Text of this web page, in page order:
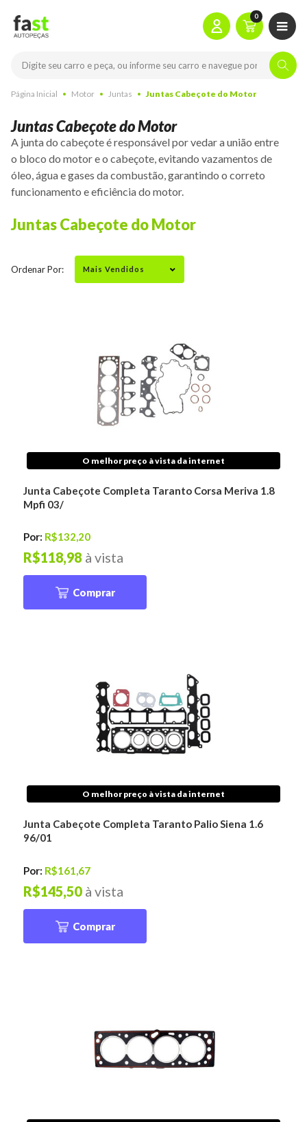
0
Página Inicial Motor Juntas Juntas Cabeçote do Motor
Juntas Cabeçote do Motor
A junta do cabeçote é responsável por vedar a união entre
o bloco do motor e o cabeçote, evitando vazamentos de
óleo, água e gases da combustão, garantindo o correto
funcionamento e eficiência do motor.
Juntas Cabeçote do Motor
Ordenar Por:
O melhor preço à vista da internet
Junta Cabeçote Completa Taranto Corsa Meriva 1.8
Mpfi 03/
Por: R$132,20
à vista
R$118,98
Comprar
O melhor preço à vista da internet
Junta Cabeçote Completa Taranto Palio Siena 1.6
96/01
Por: R$161,67
à vista
R$145,50
Comprar